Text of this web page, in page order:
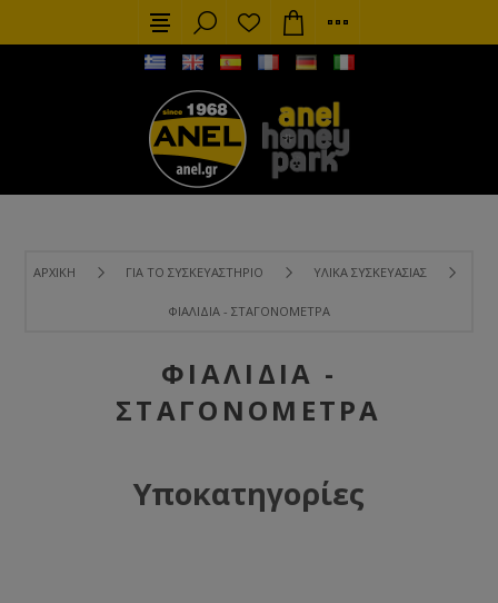
ΑΡΧΙΚΉ ΓΙΑ ΤΟ ΣΥΣΚΕΥΑΣΤΉΡΙΟ ΥΛΙΚΆ ΣΥΣΚΕΥΑΣΊΑΣ
ΦΙΑΛΊΔΙΑ - ΣΤΑΓΟΝΌΜΕΤΡΑ
ΦΙΑΛΊΔΙΑ -
ΣΤΑΓΟΝΌΜΕΤΡΑ
Υποκατηγορίες